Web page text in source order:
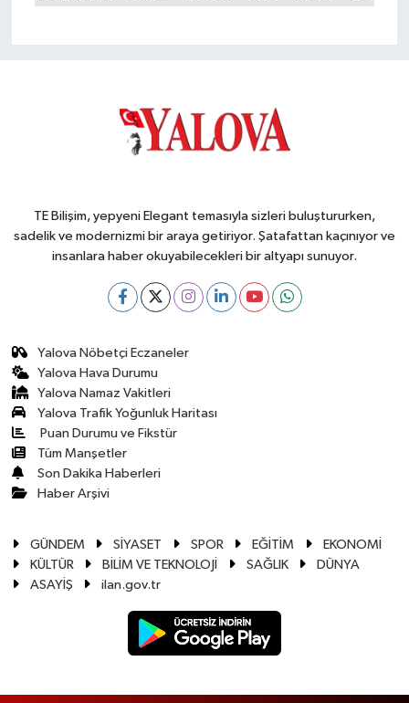
TE Bilişim, yepyeni Elegant temasıyla sizleri buluştururken,
sadelik ve modernizmi bir araya getiriyor. Şatafattan kaçınıyor ve
insanlara haber okuyabilecekleri bir altyapı sunuyor.
Yalova Nöbetçi Eczaneler
Yalova Hava Durumu
Yalova Namaz Vakitleri
Yalova Trafik Yoğunluk Haritası
Puan Durumu ve Fikstür
Tüm Manşetler
Son Dakika Haberleri
Haber Arşivi
GÜNDEM SİYASET SPOR EĞİTİM
EKONOMİ
KÜLTÜR
BİLİM VE TEKNOLOJİ SAĞLIK
DÜNYA
ASAYİŞ
ilan.gov.tr